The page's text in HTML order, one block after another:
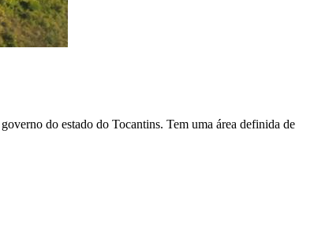
do estado do Tocantins. Tem uma área definida de